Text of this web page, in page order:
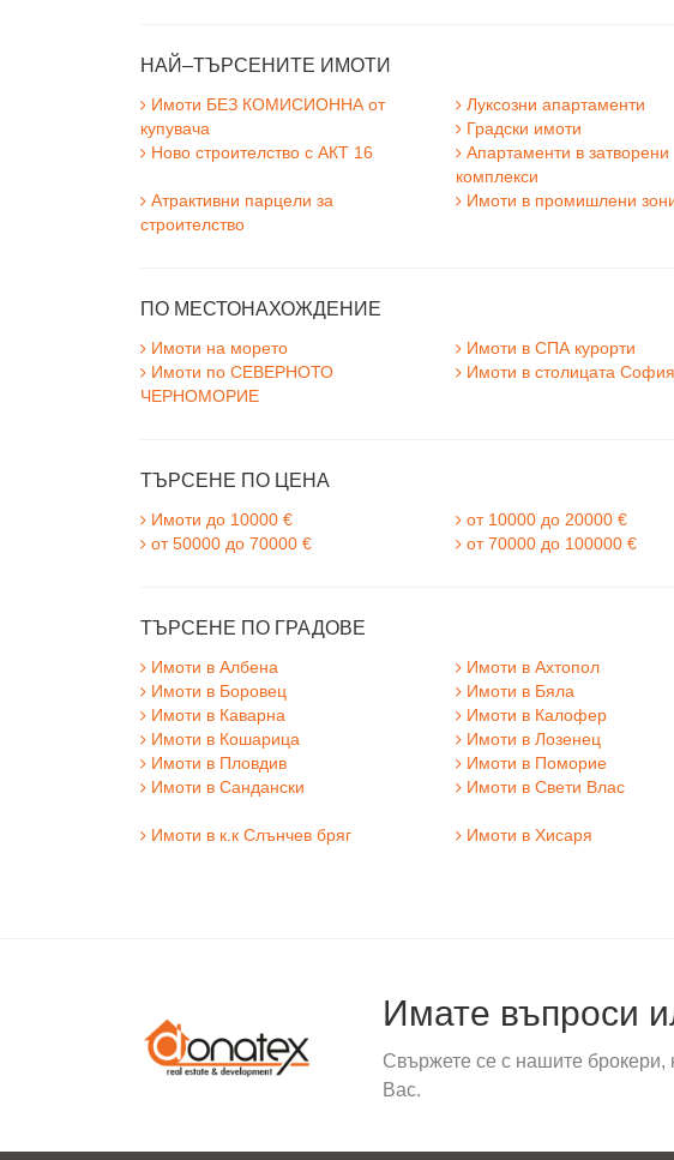
НАЙ–ТЪРСЕНИТЕ ИМОТИ
Имоти БЕЗ КОМИСИОННА от
купувача
Луксозни апартаменти
Градски имоти
Ново строителство с АКТ 16
Апартаменти в затворени
комплекси
Атрактивни парцели за
строителство
Имоти в промишлени
ПО МЕСТОНАХОЖДЕНИЕ
Имоти на морето Имоти в СПА курорти
Имоти по СЕВЕРНОТО
ЧЕРНОМОРИЕ
Имоти в столицата София
ТЪРСЕНЕ ПО ЦЕНА
Имоти до 10000 € от 10000 до 20000 €
от 50000 до 70000 €
от 70000 до 100000 €
ТЪРСЕНЕ ПО ГРАДОВЕ
Имоти в Албена Имоти в Ахтопол
Имоти в Боровец
Имоти в Бяла
Имоти в Каварна
Имоти в Калофер
Имоти в Кошарица
Имоти в Лозенец
Имоти в Пловдив
Имоти в Поморие
Имоти в Сандански
Имоти в Свети Влас
Имоти в к.к Слънчев бряг
Имоти в Хисаря
Имате въпроси
Свържете се с нашите
Вас.